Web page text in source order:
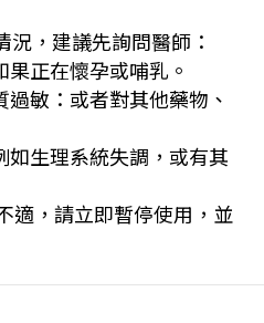
，建議先詢問醫師：
正在懷孕或哺乳。
敏：或者對其他藥物、
生理系統失調，或有其
適，請立即暫停使用，並